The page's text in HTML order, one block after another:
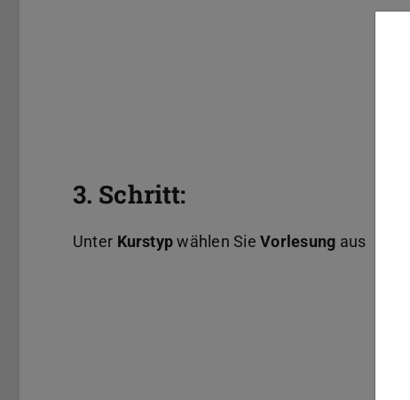
3. Schritt:
Unter Kurstypwählen SieVorlesung aus